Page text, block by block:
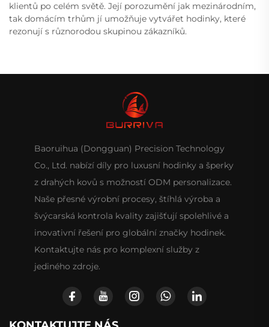
klientů po celém světě. Její porozumění jak mezinárodním,
tak domácím trhům jí umožňuje vytvářet hodinky, které
rezonují s různorodou skupinou zákazníků.
Baoruihua (Dongguan) Precision Technology
Co., Ltd. nabízí díly pro luxusní hodinky a šperky
z drahých kovů s možností ODM personalizace.
Naše přesné výrobní procesy, štíhlá výroba a
švýcarská kontrola kvality zajišťují spolehlivé a
inovativní řešení pro globální značky hodinek.
Kontaktujte nás pro komplexní služby z
jediného zdroje.